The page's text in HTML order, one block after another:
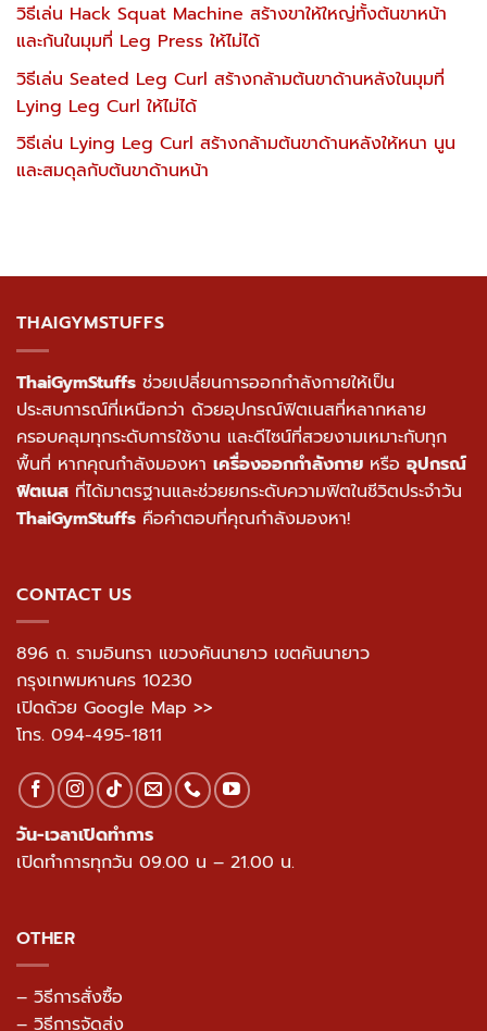
วิธีเล่น Hack Squat Machine สร้างขาให้ใหญ่ทั้งต้นขาหน้า
และก้นในมุมที่ Leg Press ให้ไม่ได้
วิธีเล่น Seated Leg Curl สร้างกล้ามต้นขาด้านหลังในมุมที่
Lying Leg Curl ให้ไม่ได้
วิธีเล่น Lying Leg Curl สร้างกล้ามต้นขาด้านหลังให้หนา นูน
และสมดุลกับต้นขาด้านหน้า
THAIGYMSTUFFS
ThaiGymStuffs ช่วยเปลี่ยนการออกกำลังกายให้เป็น
ประสบการณ์ที่เหนือกว่า ด้วยอุปกรณ์ฟิตเนสที่หลากหลาย
ครอบคลุมทุกระดับการใช้งาน และดีไซน์ที่สวยงามเหมาะกับทุก
พื้นที่ หากคุณกำลังมองหา เครื่องออกกำลังกาย หรือ อุปกรณ์
ฟิตเนส ที่ได้มาตรฐานและช่วยยกระดับความฟิตในชีวิตประจำวัน
ThaiGymStuffs คือคำตอบที่คุณกำลังมองหา!
CONTACT US
896 ถ. รามอินทรา แขวงคันนายาว เขตคันนายาว
กรุงเทพมหานคร 10230
เปิดด้วย Google Map >>
โทร. 094-495-1811
วัน-เวลาเปิดทำการ
เปิดทำการทุกวัน 09.00 น – 21.00 น.
OTHER
– วิธีการสั่งซื้อ
– วิธีการจัดส่ง